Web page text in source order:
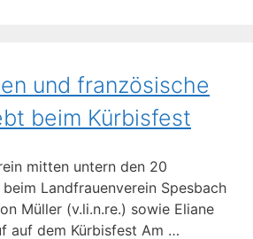
und französische
beim Kürbisfest
mitten untern den 20
Landfrauenverein Spesbach
Müller (v.li.n.re.) sowie Eliane
auf dem Kürbisfest Am …